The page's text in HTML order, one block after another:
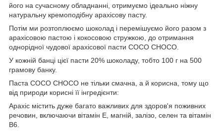
його на сучасному обладнанні, отримуємо ідеально ніжну
натуральну кремоподібну арахісову пасту.
Потім ми розтоплюємо шоколад і перемішуємо його разом з
арахісовою пастою і кокосовою стружкою, до отримання
однорідної чудової арахісової пасти COCO CHOCO.
У кожній банці цієї пасти 20% шоколаду, тобто 100 г на 500
грамову банку.
Паста COCO CHOCO не тільки смачна, а й корисна, тому що
від природи корисні її інгредієнти:
Арахіс містить дуже багато важливих для здоров'я поживних
речовин, включаючи вітамін Е, магній, залізо, селен та вітамін
В6.